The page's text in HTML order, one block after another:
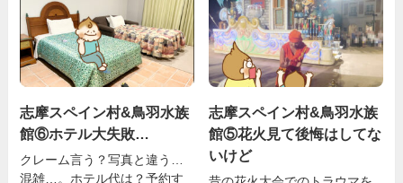
志摩スペイン村&鳥羽水族
館⑥ホテル大失敗…
クレーム言う？写真と違う…
混雑…。ホテル代は？予約す
志摩スペイン村&鳥羽水族
館⑤花火見て後悔はしてな
いけど